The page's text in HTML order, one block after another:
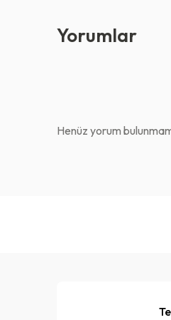
Yorumlar
Henüz yorum